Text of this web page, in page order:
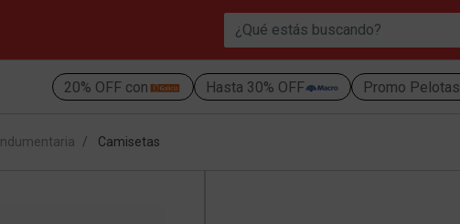
20% OFF con Hasta 30% OFF Promo Pelotas
Indumentaria Camisetas